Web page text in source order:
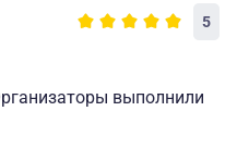
5
выполнили